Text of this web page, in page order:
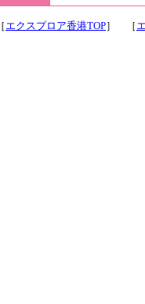
［ エクスプロア香港TOP］ ［